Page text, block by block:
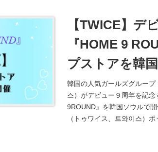
【TWICE】デ
『HOME 9
プストアを韓
韓国の人気ガールズグループ
스）がデビュー９周年を記
9ROUND』を韓国ソウルで
（トゥワイス、트와이스）